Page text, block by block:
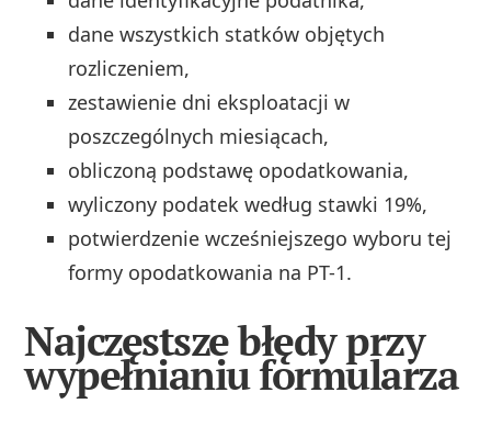
dane wszystkich statków objętych
rozliczeniem,
zestawienie dni eksploatacji w
poszczególnych miesiącach,
obliczoną podstawę opodatkowania,
wyliczony podatek według stawki 19%,
potwierdzenie wcześniejszego wyboru tej
formy opodatkowania na PT-1.
Najczęstsze błędy przy
wypełnianiu formularza